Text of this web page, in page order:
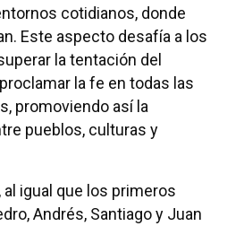
cotidianos, donde
Este aspecto desafía a los
la tentación del
la fe en todas las
promoviendo así la
pueblos, culturas y
al igual que los primeros
Andrés, Santiago y Juan